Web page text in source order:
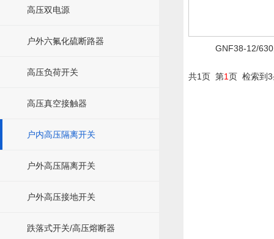
高压双电源
户外六氟化硫断路器
高压负荷开关
高压真空接触器
户内高压隔离开关
户外高压隔离开关
户外高压接地开关
跌落式开关/高压熔断器
GNF38-12/
共1页 第1页 检索到